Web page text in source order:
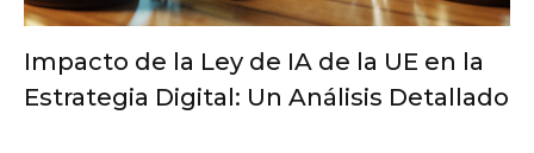
Impacto de la Ley de IA de la UE en la
Estrategia Digital: Un Análisis Detallado